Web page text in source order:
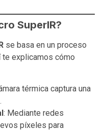
SuperIR?
se basa en un proceso
te explicamos cómo
térmica captura una
: Mediante redes
píxeles para